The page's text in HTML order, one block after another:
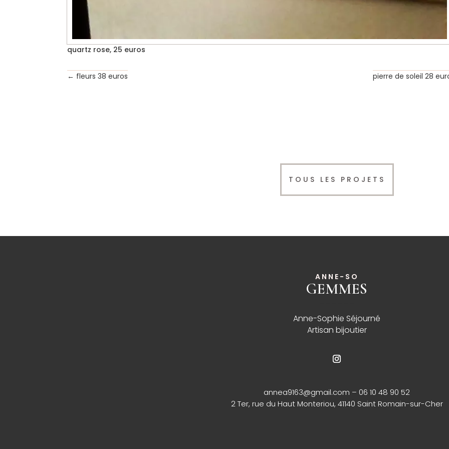
quartz rose, 25 euros
← fleurs 38 euros pierre de soleil 28
TOUS LES PROJETS
ANNE-SO
GEMMES
Anne-Sophie Séjourné
Artisan bijoutier
annea9163@gmail.com – 06 10 48 90 52
2 Ter, rue du Haut Monteriou, 41140 Saint Romain-sur-Cher